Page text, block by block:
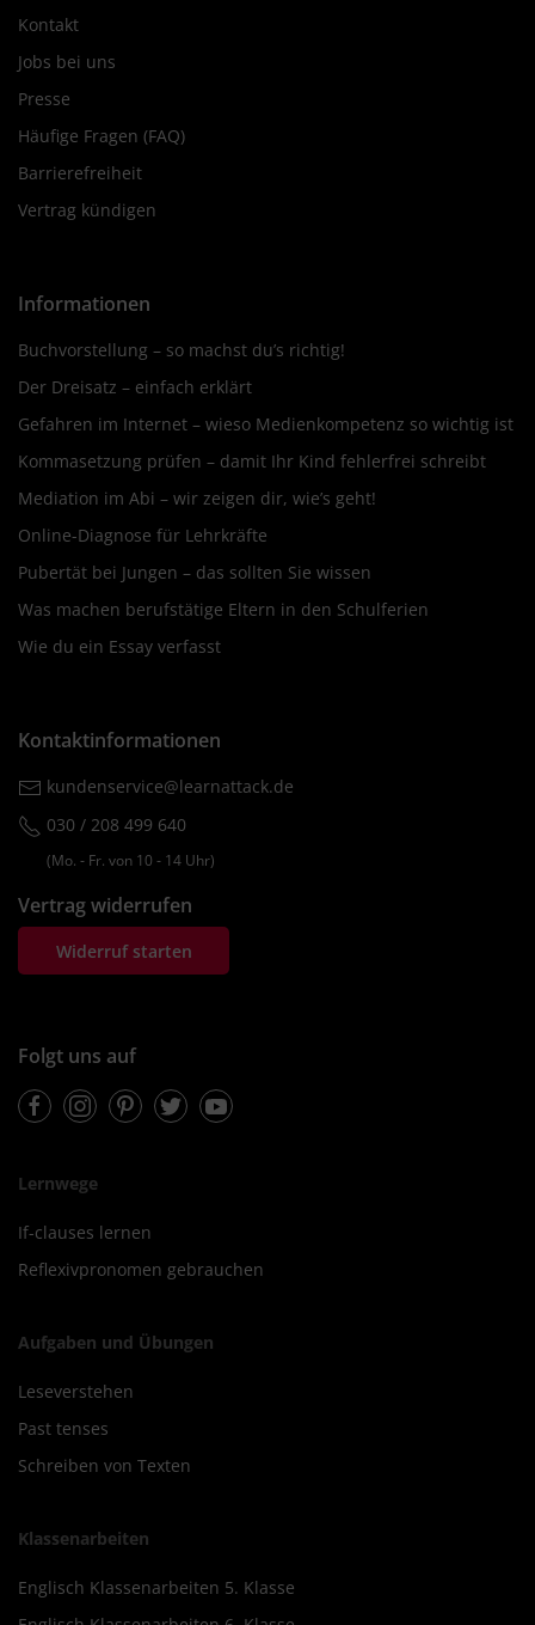
Kontakt
Jobs bei uns
Presse
Häufige Fragen (FAQ)
Barrierefreiheit
Vertrag kündigen
Informationen
Buchvorstellung – so machst du’s richtig!
Der Dreisatz – einfach erklärt
Gefahren im Internet – wieso Medienkompetenz so wichtig ist
Kommasetzung prüfen – damit Ihr Kind fehlerfrei schreibt
Mediation im Abi – wir zeigen dir, wie’s geht!
Online-Diagnose für Lehrkräfte
Pubertät bei Jungen – das sollten Sie wissen
Was machen berufstätige Eltern in den Schulferien
Wie du ein Essay verfasst
Kontaktinformationen
kundenservice@learnattack.de
030 / 208 499 640
(Mo. ‐ Fr. von 10 ‐ 14 Uhr)
Vertrag widerrufen
Widerruf starten
Folgt uns auf
FacebookInstagramPinterestTwitterYoutube
Lernwege
If-clauses lernen
Reflexivpronomen gebrauchen
Aufgaben und Übungen
Leseverstehen
Past tenses
Schreiben von Texten
Klassenarbeiten
Englisch Klassenarbeiten 5. Klasse